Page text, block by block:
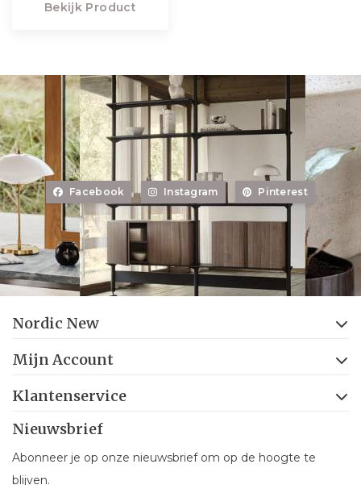
Bekijk Product
Facebook Instagram Pinterest
Nordic New
Mijn Account
Klantenservice
Nieuwsbrief
Abonneer je op onze nieuwsbrief om op de hoogte te
blijven.